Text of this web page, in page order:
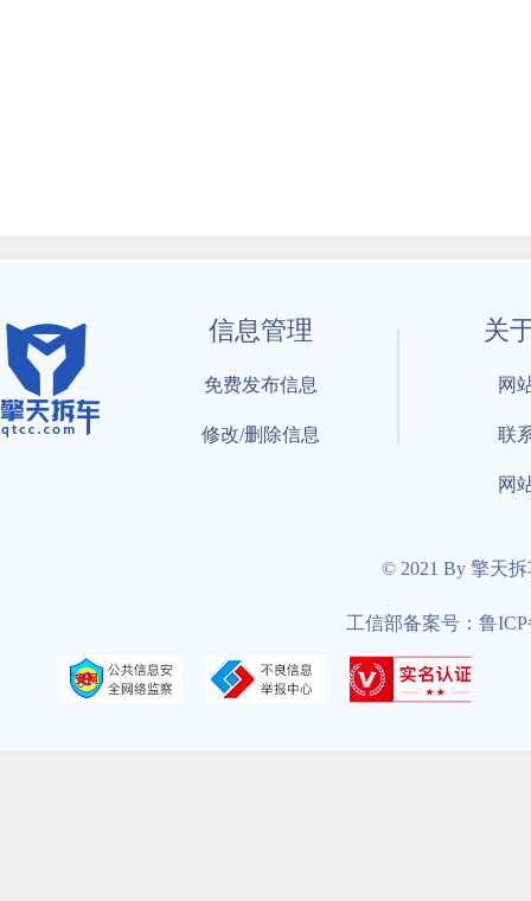
信息管理
免费发布信息
修改/删除信息
关
网
联
网
© 2021 By 擎天
工信部备案号：鲁